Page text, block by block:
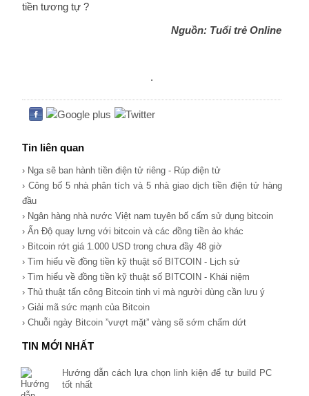
tiền tương tự ?
Nguồn: Tuổi trẻ Online
.
Tin liên quan
› Nga sẽ ban hành tiền điện tử riêng - Rúp điện tử
› Công bố 5 nhà phân tích và 5 nhà giao dịch tiền điện tử hàng
đầu
› Ngân hàng nhà nước Việt nam tuyên bố cấm sử dụng bitcoin
› Ấn Độ quay lưng với bitcoin và các đồng tiền ảo khác
› Bitcoin rớt giá 1.000 USD trong chưa đầy 48 giờ
› Tìm hiểu về đồng tiền kỹ thuật số BITCOIN - Lịch sử
› Tìm hiểu về đồng tiền kỹ thuật số BITCOIN - Khái niệm
› Thủ thuật tấn công Bitcoin tinh vi mà người dùng cần lưu ý
› Giải mã sức mạnh của Bitcoin
› Chuỗi ngày Bitcoin ”vượt mặt” vàng sẽ sớm chấm dứt
TIN MỚI NHẤT
Hướng dẫn cách lựa chọn linh kiện để tự build PC
tốt nhất